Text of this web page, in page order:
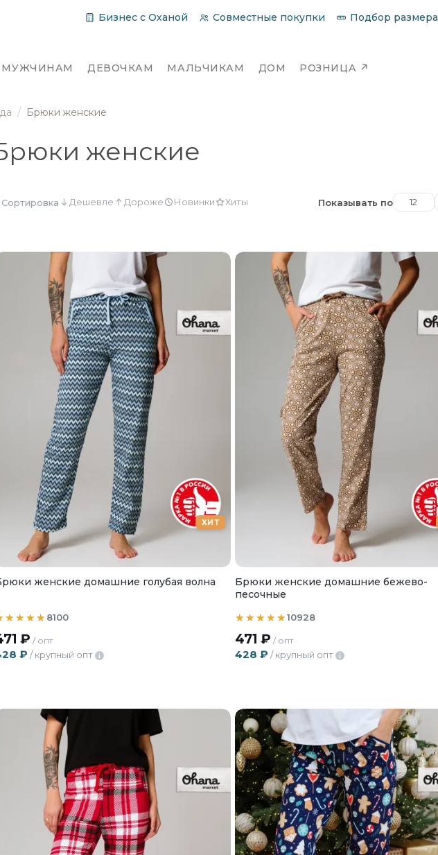
Бизнес с Оханой Совместные покупки Подбор размера
МУЖЧИНАМ ДЕВОЧКАМ МАЛЬЧИКАМ ДОМ РОЗНИЦА ↗
/ Брюки женские
женские
Сортировка Дешевле Дороже Новинки Хиты Показывать по 12
ХИТ
женские домашние голубая волна
8100
₽ / опт
₽ / крупный опт i
Брюки женские домашние бежево-
песочные
10928
471 ₽ / опт
428 ₽ / крупный опт i